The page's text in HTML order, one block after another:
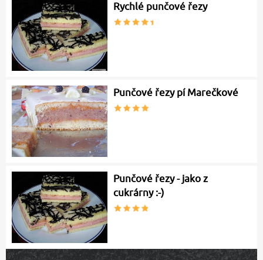
Rychlé punčové řezy
Punčové řezy pí Marečkové
Punčové řezy - jako z
cukrárny :-)